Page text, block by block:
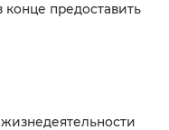
конце предоставить